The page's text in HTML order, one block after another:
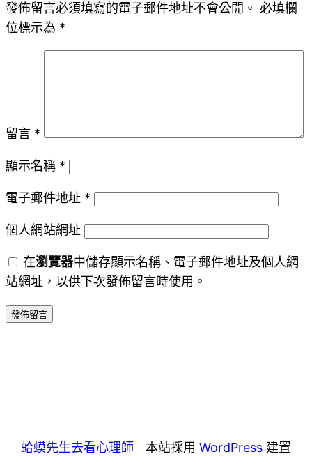
發佈留言必須填寫的電子郵件地址不會公開。 必填欄
位標示為 *
留言 *
顯示名稱 *
電子郵件地址 *
個人網站網址
在瀏覽器中儲存顯示名稱、電子郵件地址及個人網
站網址，以供下次發佈留言時使用。
蛤蟆先生去看心理師 本站採用 WordPress建置